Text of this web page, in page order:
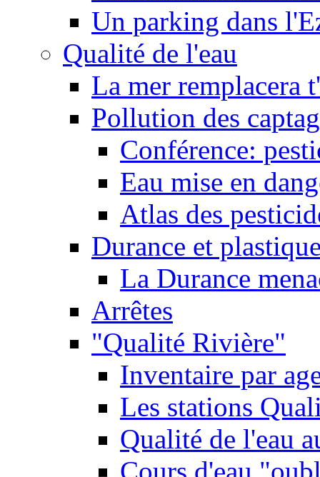
Un parking dans
Qualité de l'eau
La mer remplacera
Pollution des
Conférence:
Eau mise en
Atlas des
Durance et
La Durance
Arrêtes
"Qualité Rivière"
Inventaire par
Les stations
Qualité de l'eau